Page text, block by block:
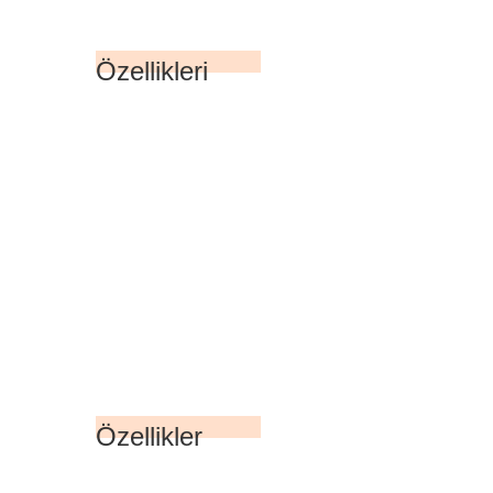
Özellikleri
Özellikler